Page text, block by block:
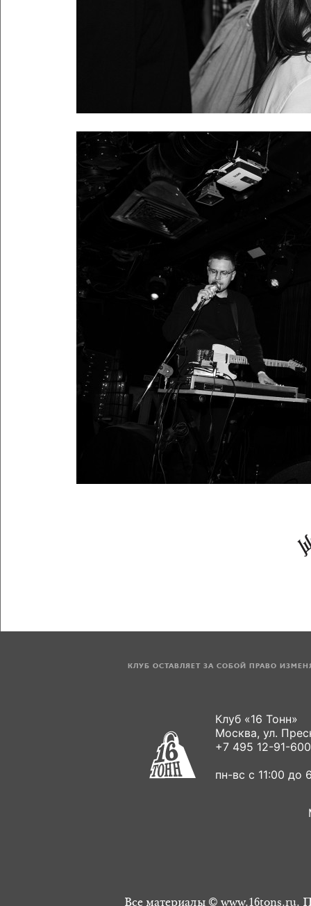
КЛУБ ОСТАВЛЯЕТ ЗА СОБОЙ ПРАВО
Клуб «16 Тонн»
Москва, ул.
+7 495 12-91-
пн-вс с 11:00 до
Все материалы © www.16tons.ru.